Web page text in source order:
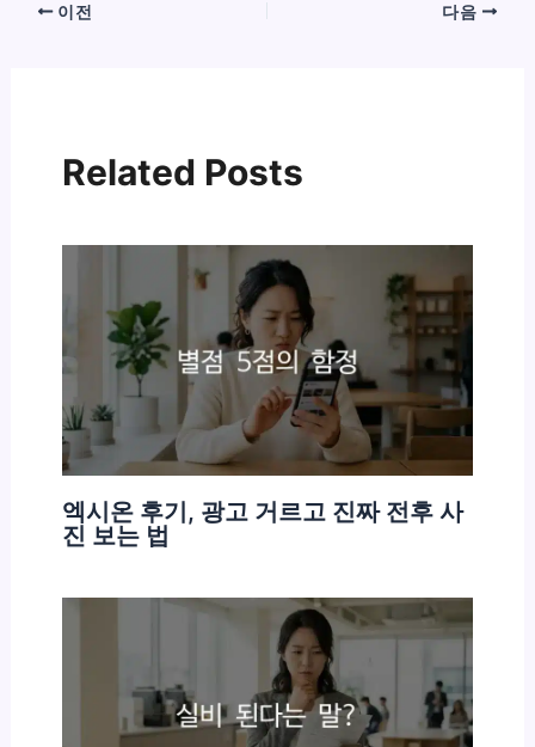
이전 다음
Related Posts
엑시온 후기, 광고 거르고 진짜 전후 사
진 보는 법